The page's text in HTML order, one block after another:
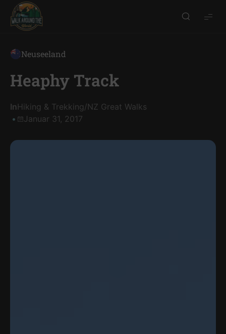
Walk
the
world
Neuseeland
Heaphy Track
InHiking & Trekking/NZ Great Walks
Januar 31, 2017